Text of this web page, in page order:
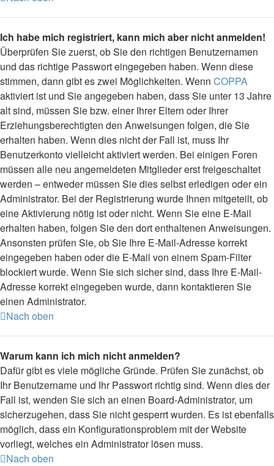
Ich habe mich registriert, kann mich aber nicht anmelden!
Überprüfen Sie zuerst, ob Sie den richtigen Benutzernamen
und das richtige Passwort eingegeben haben. Wenn diese
stimmen, dann gibt es zwei Möglichkeiten. Wenn COPPA
aktiviert ist und Sie angegeben haben, dass Sie unter 13 Jahre
alt sind, müssen Sie bzw. einer Ihrer Eltern oder Ihrer
Erziehungsberechtigten den Anweisungen folgen, die Sie
erhalten haben. Wenn dies nicht der Fall ist, muss Ihr
Benutzerkonto vielleicht aktiviert werden. Bei einigen Foren
müssen alle neu angemeldeten Mitglieder erst freigeschaltet
werden – entweder müssen Sie dies selbst erledigen oder ein
Administrator. Bei der Registrierung wurde Ihnen mitgeteilt, ob
eine Aktivierung nötig ist oder nicht. Wenn Sie eine E-Mail
erhalten haben, folgen Sie den dort enthaltenen Anweisungen.
Ansonsten prüfen Sie, ob Sie Ihre E-Mail-Adresse korrekt
eingegeben haben oder die E-Mail von einem Spam-Filter
blockiert wurde. Wenn Sie sich sicher sind, dass Ihre E-Mail-
Adresse korrekt eingegeben wurde, dann kontaktieren Sie
einen Administrator.
Nach oben
Warum kann ich mich nicht anmelden?
Dafür gibt es viele mögliche Gründe. Prüfen Sie zunächst, ob
Ihr Benutzername und Ihr Passwort richtig sind. Wenn dies der
Fall ist, wenden Sie sich an einen Board-Administrator, um
sicherzugehen, dass Sie nicht gesperrt wurden. Es ist ebenfalls
möglich, dass ein Konfigurationsproblem mit der Website
vorliegt, welches ein Administrator lösen muss.
Nach oben